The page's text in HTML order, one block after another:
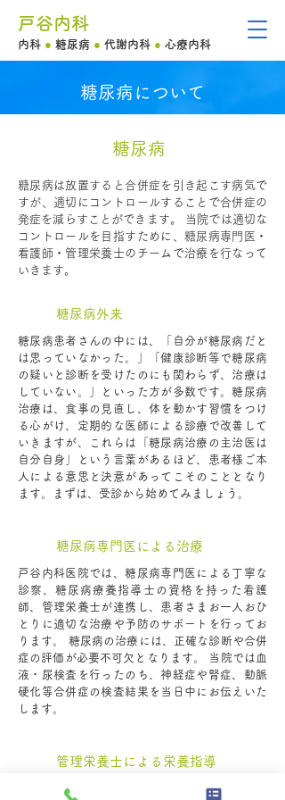
戸谷内科
内科 ● 糖尿病 ● 代謝内科 ● 心療内科
糖尿病について
糖尿病
糖尿病は放置すると合併症を引き起こす病気で
すが、適切にコントロールすることで合併症の
発症を減らすことができます。 当院では適切な
コントロールを目指すために、糖尿病専門医・
看護師・管理栄養士のチームで治療を行なって
いきます。
糖尿病外来
糖尿病患者さんの中には、「自分が糖尿病だと
は思っていなかった。」「健康診断等で糖尿病
の疑いと診断を受けたのにも関わらず、治療は
していない。」といった方が多数です。糖尿病
治療は、食事の見直し、体を動かす習慣をつけ
る心がけ、定期的な医師による診療で改善して
いきますが、これらは「糖尿病治療の主治医は
自分自身」という言葉があるほど、患者様ご本
人による意思と決意があってこそのこととなり
ます。まずは、受診から始めてみましょう。
糖尿病専門医による治療
戸谷内科医院では、糖尿病専門医による丁寧な
診察、糖尿病療養指導士の資格を持った看護
師、管理栄養士が連携し、患者さまお一人おひ
とりに適切な治療や予防のサポートを行ってお
ります。 糖尿病の治療には、正確な診断や合併
症の評価が必要不可欠となります。 当院では血
液・尿検査を行ったのち、神経症や腎症、動脈
硬化等合併症の検査結果を当日中にお伝えいた
します。
管理栄養士による栄養指導
当院では、糖尿病の他、肥満・高血圧・脂質異